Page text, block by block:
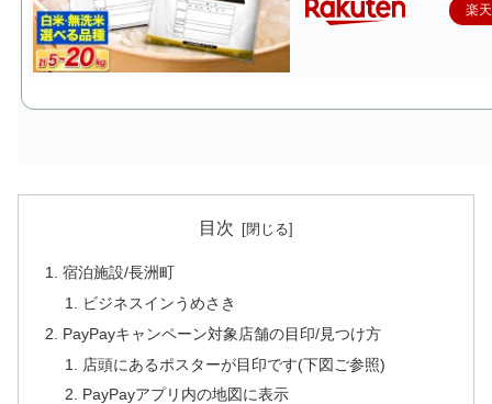
楽
目次
宿泊施設/長洲町
ビジネスインうめさき
PayPayキャンペーン対象店舗の目印/見つけ方
店頭にあるポスターが目印です(下図ご参照)
PayPayアプリ内の地図に表示